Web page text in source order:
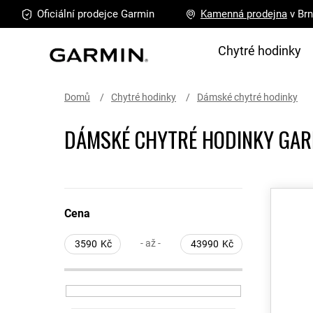
Oficiální prodejce Garmin Kamenná prodejnav
Chytré hodinky
Domů Chytré hodinky Dámské chytré hodinky
DÁMSKÉ CHYTRÉ HODINKY
Cena
3590 Kč - až - 43990 Kč
V